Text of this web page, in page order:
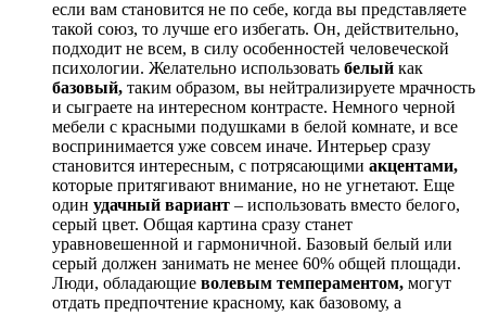
если вам становится не по себе, когда вы представляете
такой союз, то лучше его избегать. Он, действительно,
подходит не всем, в силу особенностей человеческой
психологии. Желательно использовать белый как
базовый, таким образом, вы нейтрализируете мрачность
и сыграете на интересном контрасте. Немного черной
мебели с красными подушками в белой комнате, и все
воспринимается уже совсем иначе. Интерьер сразу
становится интересным, с потрясающими акцентами,
которые притягивают внимание, но не угнетают. Еще
один удачный вариант – использовать вместо белого,
серый цвет. Общая картина сразу станет
уравновешенной и гармоничной. Базовый белый или
серый должен занимать не менее 60% общей площади.
Люди, обладающие волевым темпераментом, могут
отдать предпочтение красному, как базовому, а